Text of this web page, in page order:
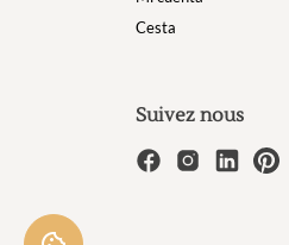
Cesta
Suivez nous